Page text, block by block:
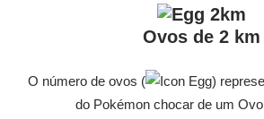
Ovos de 2 km
O número de ovos (
)
do Pokémon chocar de um